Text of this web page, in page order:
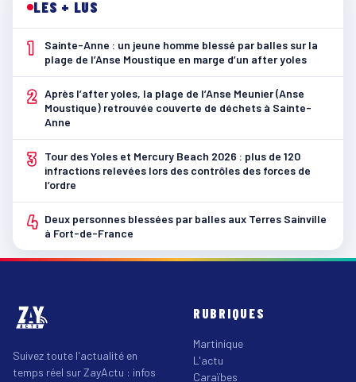
LES + LUS
1
Sainte-Anne : un jeune homme blessé par balles sur la
plage de l’Anse Moustique en marge d’un after yoles
2 Après l’after yoles, la plage de l’Anse Meunier (Anse
Moustique) retrouvée couverte de déchets à Sainte-
Anne
3
Tour des Yoles et Mercury Beach 2026 : plus de 120
infractions relevées lors des contrôles des forces de
l’ordre
4 Deux personnes blessées par balles aux Terres Sainville
à Fort-de-France
Suivez toute l'actualité en
temps réel sur ZayActu : infos
RUBRIQUES
Martinique
L'actu
Caraïbes